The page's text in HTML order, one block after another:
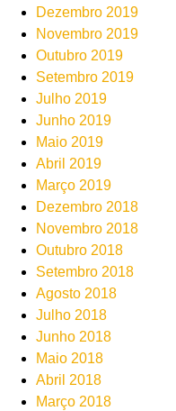
Dezembro 2019
Novembro 2019
Outubro 2019
Setembro 2019
Julho 2019
Junho 2019
Maio 2019
Abril 2019
Março 2019
Dezembro 2018
Novembro 2018
Outubro 2018
Setembro 2018
Agosto 2018
Julho 2018
Junho 2018
Maio 2018
Abril 2018
Março 2018